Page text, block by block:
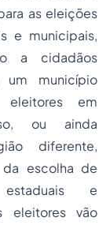
as eleições
e municipais,
a cidadãos
um município
eleitores em
ou ainda
diferente,
escolha de
estaduais e
eleitores vão